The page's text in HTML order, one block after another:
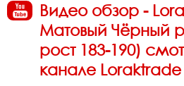
Видео обзор -
Матовый Чёрный
рост 183-190)
канале Loraktrade